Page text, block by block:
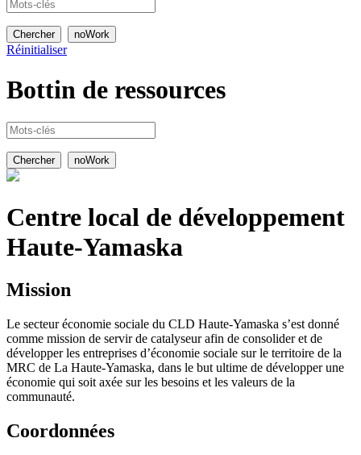
Réinitialiser
Bottin de ressources
Centre local de développement
Haute-Yamaska
Mission
Le secteur économie sociale du CLD Haute-Yamaska s’est donné
comme mission de servir de catalyseur afin de consolider et de
développer les entreprises d’économie sociale sur le territoire de la
MRC de La Haute-Yamaska, dans le but ultime de développer une
économie qui soit axée sur les besoins et les valeurs de la
communauté.
Coordonnées